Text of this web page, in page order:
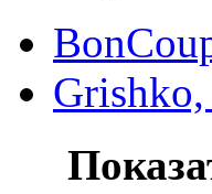
Grishko,